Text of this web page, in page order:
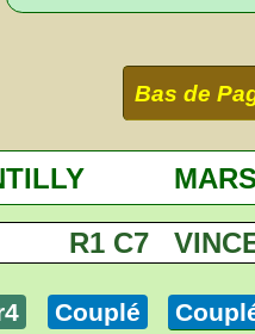
Bas de
R1 C7
Couplé